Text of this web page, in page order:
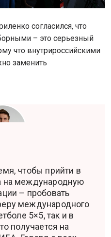
согласился, что
– это серьезный
что внутрироссийскими
заменить
чтобы прийти в
на международную
– пробовать
международного
5×5, так и в
получается на